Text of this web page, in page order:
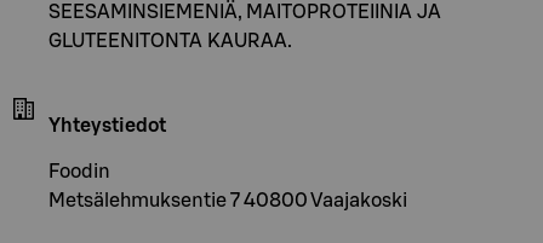
SEESAMINSIEMENIÄ, MAITOPROTEIINIA JA
GLUTEENITONTA KAURAA.
Yhteystiedot
Foodin
Metsälehmuksentie 7 40800 Vaajakoski